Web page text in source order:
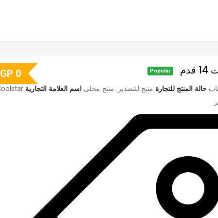
Popular
حالة المنتج للتجارة منتج للتصدير, منتج محلى اسم العلامة التجارية
0